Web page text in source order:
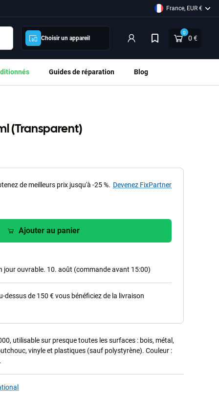
France, EUR €
Choisir un appareil
0
0 €
Guides de réparation Blog
(Transparent)
de meilleurs prix jusqu'à -25 %. Devenez FixPartner
Ajouter au panier
jour ouvrable. 10. août (commande avant 15:00)
dessus de 150 € vous bénéficiez de la livraison
utilisable sur presque toutes les surfaces : bois, métal,
vinyle et plastiques (sauf polystyrène). Couleur :